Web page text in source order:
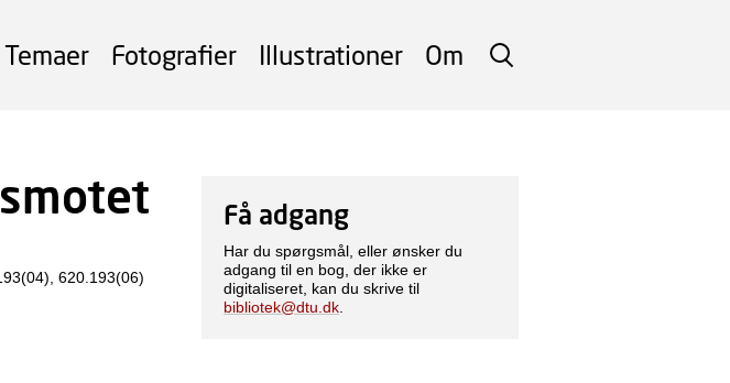
SØG
Temaer Fotografier Illustrationer Om
620.193(06)
Få adgang
Har du spørgsmål, eller ønsker du
adgang til en bog, der ikke er
digitaliseret, kan du skrive til
bibliotek@dtu.dk